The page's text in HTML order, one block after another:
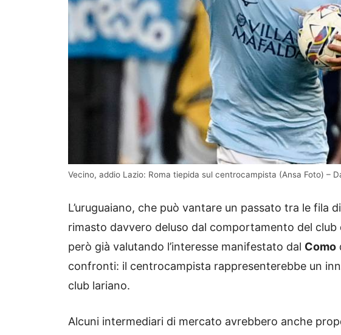
Vecino, addio Lazio: Roma tiepida sul centrocampista (Ansa Foto) –
L’uruguaiano, che può vantare un passato tra le fila di
rimasto davvero deluso dal comportamento del
però già valutando l’interesse manifestato dal Como
confronti: il centrocampista rappresenterebbe un
club lariano.
Alcuni intermediari di mercato avrebbero anche